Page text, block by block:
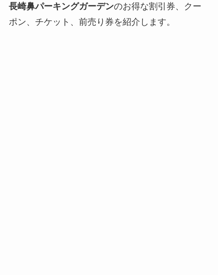
長崎鼻パーキングガーデンのお得な割引券、クー
ポン、チケット、前売り券を紹介します。